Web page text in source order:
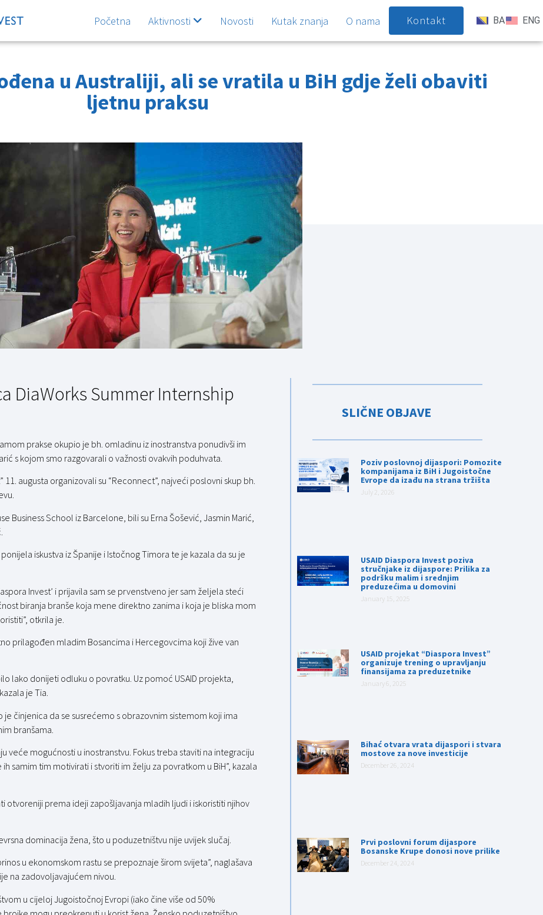
Početna Aktivnosti Novosti Kutak znanja O nama Kontakt BA ENG
u Australiji, ali se vratila u BiH gdje želi obaviti
ljetnu praksu
DiaWorks Summer Internship
prakse okupio je bh. omladinu iz inostranstva ponudivši im
s kojom smo razgovarali o važnosti ovakvih poduhvata.
11. augusta organizovali su “Reconnect”, najveći poslovni skup bh.
Business School iz Barcelone, bili su Erna Šošević, Jasmin Marić,
iskustva iz Španije i Istočnog Timora te je kazala da su je
Invest’ i prijavila sam se prvenstveno jer sam željela steći
biranja branše koja mene direktno zanima i koja je bliska mom
otkrila je.
prilagođen mladim Bosancima i Hercegovcima koji žive van
lako donijeti odluku o povratku. Uz pomoć USAID projekta,
je Tia.
činjenica da se susrećemo s obrazovnim sistemom koji ima
branšama.
veće mogućnosti u inostranstvu. Fokus treba staviti na integraciju
samim tim motivirati i stvoriti im želju za povratkom u BiH”, kazala
prema ideji zapošljavanja mladih ljudi i iskoristiti njihov
dominacija žena, što u poduzetništvu nije uvijek slučaj.
u ekonomskom rastu se prepoznaje širom svijeta”, naglašava
na zadovoljavajućem nivou.
u cijeloj Jugoistočnoj Evropi (iako čine više od 50%
SLIČNE OBJAVE
Poziv poslovnoj dijaspori: Pomozite
kompanijama iz BiH i Jugoistočne
Evrope da izađu na strana tržišta
July 2, 2026
USAID Diaspora Invest poziva
stručnjake iz dijaspore: Prilika za
podršku malim i srednjim
preduzećima u domovini
January 15, 2025
USAID projekat “Diaspora Invest”
organizuje trening o upravljanju
finansijama za preduzetnike
January 6, 2025
Bihać otvara vrata dijaspori i stvara
mostove za nove investicije
December 26, 2024
Prvi poslovni forum dijaspore
Bosanske Krupe donosi nove prilike
December 24, 2024